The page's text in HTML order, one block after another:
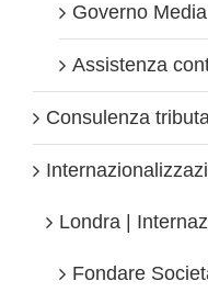
Governo Media
Assistenza
Consulenza
Londra |
Fondare